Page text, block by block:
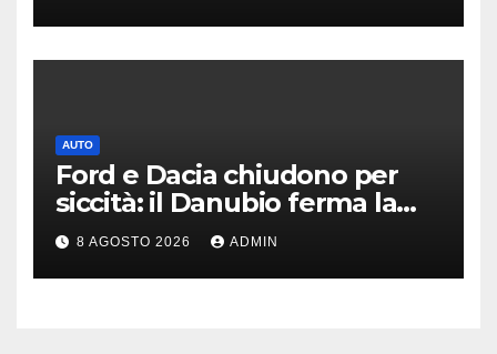
AUTO
Ford e Dacia chiudono per
siccità: il Danubio ferma la
produzione auto
8 AGOSTO 2026 ADMIN